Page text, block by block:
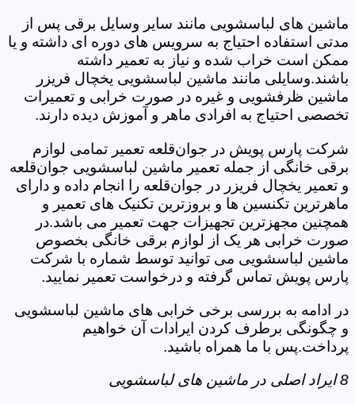
ماشین های لباسشویی مانند سایر وسایل برقی پس از
مدتی استفاده احتیاج به سرویس های دوره ای داشته و یا
ممکن است خراب شده و نیاز به تعمیر داشته
باشند.وسایلی مانند ماشین لباسشویی یخچال فریزر
ماشین ظرفشویی و غیره در صورت خرابی و تعمیرات
تخصصی احتیاج به افرادی ماهر و آموزش دیده دارند.
شرکت پارس پویش در جوان‌قلعه تعمیر تمامی لوازم
برقی خانگی از جمله تعمیر ماشین لباسشویی جوان‌قلعه
و تعمیر یخچال فریزر در جوان‌قلعه را انجام داده و دارای
ماهرترین تکنسین ها و بروزترین تکنیک های تعمیر و
همچنین مجهزترین تجهیزات جهت تعمیر می باشد.در
صورت خرابی هر یک از لوازم برقی خانگی بخصوص
ماشین لباسشویی می توانید توسط شماره با شرکت
پارس پویش تماس گرفته و درخواست تعمیر نمایید.
در ادامه به بررسی برخی خرابی های ماشین لباسشویی
و چگونگی برطرف کردن ایرادات آن خواهیم
پرداخت.پس با ما همراه باشید.
8 ایراد اصلی در ماشین های لباسشویی